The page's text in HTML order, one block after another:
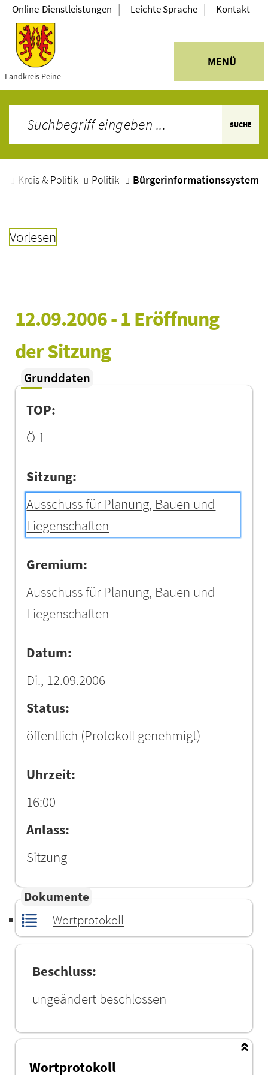
Landkreis Peine
MENÜ
Online-Dienstleistungen | Leichte Sprache | Kontakt
SUCHE
Kreis & Politik Politik Bürgerinformationssystem
Vorlesen
12.09.2006 - 1 Eröffnung
der Sitzung
Grunddaten
TOP:
Ö 1
Sitzung:
Ausschuss für Planung, Bauen und
Liegenschaften
Gremium:
Ausschuss für Planung, Bauen und
Liegenschaften
Datum:
Di., 12.09.2006
Status:
öffentlich (Protokoll genehmigt)
Uhrzeit:
16:00
Anlass:
Sitzung
Dokumente
Wortprotokoll
Beschluss:
ungeändert beschlossen
Wortprotokoll